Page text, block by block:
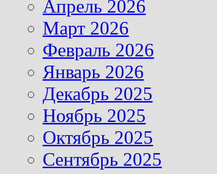
Апрель 2026
Март 2026
Февраль 2026
Январь 2026
Декабрь 2025
Ноябрь 2025
Октябрь 2025
Сентябрь 2025